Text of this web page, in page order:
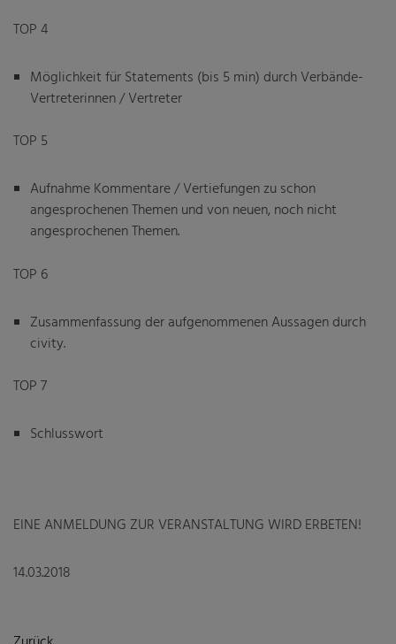
TOP 4
Möglichkeit für Statements (bis 5 min) durch Verbände-
Vertreterinnen / Vertreter
TOP 5
Aufnahme Kommentare / Vertiefungen zu schon
angesprochenen Themen und von neuen, noch nicht
angesprochenen Themen.
TOP 6
Zusammenfassung der aufgenommenen Aussagen durch
civity.
TOP 7
Schlusswort
EINE ANMELDUNG ZUR VERANSTALTUNG WIRD ERBETEN!
14.03.2018